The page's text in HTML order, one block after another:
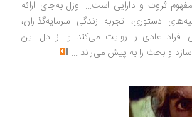
و دارایی است... اوزل به‌جای ارائه
تجربه زندگی سرمایه‌گذاران،
عادی را روایت می‌کند و از دل این
را به پیش می‌راند ...